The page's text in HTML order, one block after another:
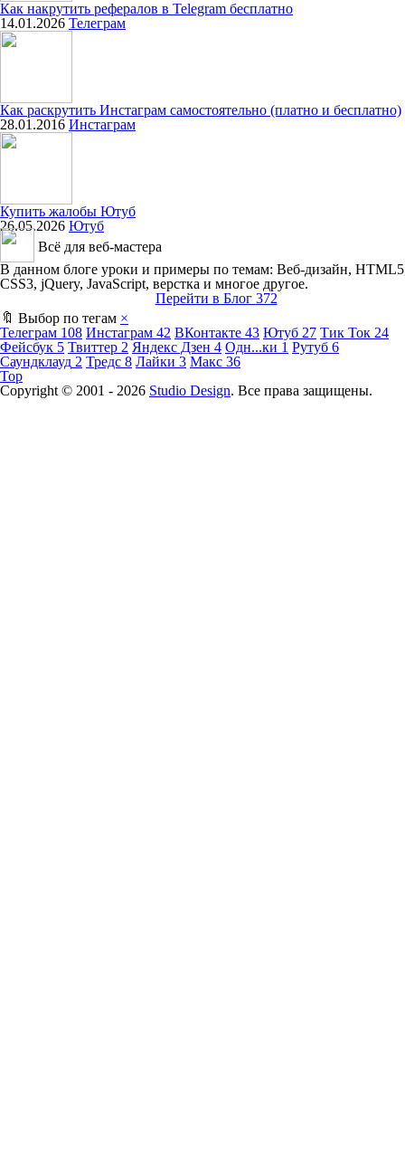
Как накрутить рефералов в Telegram бесплатно
14.01.2026 Телеграм
Как раскрутить Инстаграм самостоятельно (платно и бесплатно)
28.01.2016 Инстаграм
Купить жалобы Ютуб
26.05.2026 Ютуб
Всё для веб-мастера
В данном блоге уроки и примеры по темам: Веб-дизайн,
CSS3, jQuery, JavaScript, верстка и многое другое.
Перейти в Блог 372
🔖 Выбор по тегам ×
Телеграм 108 Инстаграм 42 ВКонтакте 43 Ютуб 27 Тик Ток 24
Фейсбук 5 Твиттер 2 Яндекс Дзен 4 Одн...ки 1 Рутуб 6
Саундклауд 2 Тредс 8 Лайки 3 Макс 36
Top
Copyright © 2001 - 2026 Studio Design. Все права защищены.